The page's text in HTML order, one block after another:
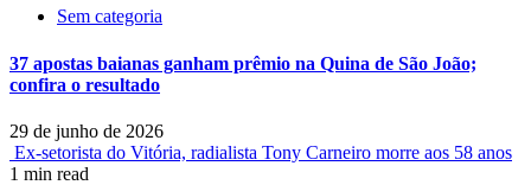
Sem categoria
37 apostas baianas ganham prêmio na Quina de São João;
confira o resultado
29 de junho de 2026
Ex-setorista do Vitória, radialista Tony Carneiro morre aos 58 anos
1 min read